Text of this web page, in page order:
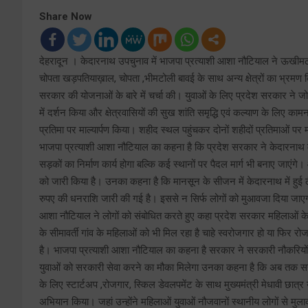
Share Now
देहरादून । केदारनाथ उपचुनाव में भाजपा प्रत्याशी आशा नौटियाल ने ऊखीमठ,
चोपता खड़पतियाख़ाल, चोपता ,भीमटोली बावई के साथ अन्य क्षेत्रों का
सरकार की योजनाओं के बारे में चर्चा की। युवाओं के लिए प्रदेश सरकार ने जो
में दर्शन किया और क्षेत्रवासियों की सुख शांति समृद्धि एवं कल्याण के लिए
प्रतिमा पर माल्यार्पण किया। शहीद स्थल पहुंचकर दोनों शहीदों प्रतिमाओं पर
भाजपा प्रत्याशी आशा नौटियाल का कहना है कि प्रदेश सरकार ने
सड़कों का निर्माण कार्य होगा बल्कि कई स्थानों पर पैदल मार्ग भी बनाए
को जारी किया है। उनका कहना है कि मानसून के सीजन में केदारनाथ
रुपए की धनराशि जारी की गई है। इससे न सिर्फ लोगों को मुआवजा दिया
आशा नौटियाल ने लोगों को संबोधित करते हुए कहा प्रदेश सरकार महिलाओं
के सीमावर्ती गांव के महिलाओं को भी मिल रहा है चाहे स्वरोजगार हो या फिर
है। भाजपा प्रत्याशी आशा नौटियाल का कहना है सरकार ने सरकारी
युवाओं को सरकारी सेवा करने का मौका मिलेगा उनका कहना है कि अब तक
के लिए स्टार्टअप ,रोजगार, स्किल डेवलपमेंट के साथ मुख्यमंत्री मेधावी
अभियान किया। जहां उन्होंने महिलाओं युवाओं नौजवानों स्थानीय लोगों से